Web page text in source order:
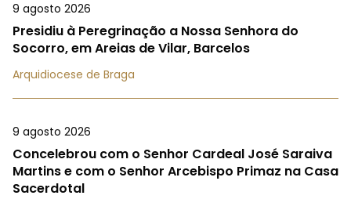
9 agosto 2026
Presidiu à Peregrinação a Nossa Senhora do
Socorro, em Areias de Vilar, Barcelos
Arquidiocese de Braga
9 agosto 2026
Concelebrou com o Senhor Cardeal José Saraiva
Martins e com o Senhor Arcebispo Primaz na Casa
Sacerdotal